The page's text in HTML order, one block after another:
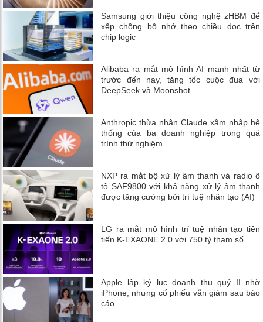
Samsung giới thiệu công nghệ zHBM để
xếp chồng bộ nhớ theo chiều dọc trên
chip logic
Alibaba ra mắt mô hình AI mạnh nhất từ
trước đến nay, tăng tốc cuộc đua với
DeepSeek và Moonshot
Anthropic thừa nhận Claude xâm nhập hệ
thống của ba doanh nghiệp trong quá
trình thử nghiệm
NXP ra mắt bộ xử lý âm thanh và radio ô
tô SAF9800 với khả năng xử lý âm thanh
được tăng cường bởi trí tuệ nhân tạo (AI)
LG ra mắt mô hình trí tuệ nhân tạo tiên
tiến K-EXAONE 2.0 với 750 tỷ tham số
Apple lập kỷ lục doanh thu quý II nhờ
iPhone, nhưng cổ phiếu vẫn giảm sau báo
cáo